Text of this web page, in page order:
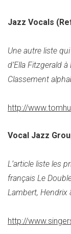
Jazz Vocals
Une autre liste
d’Ella Fitzgerald
Classement
http://
Vocal Jazz
L’article liste les
français Le
Lambert, Hendrix
http://